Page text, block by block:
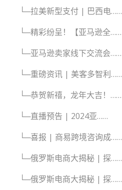
└─拉美新型支付 | 巴西电……
└─精彩纷呈！【亚马逊全……
└─亚马逊卖家线下交流会……
└─重磅资讯 | 美客多智利……
└─恭贺新禧，龙年大吉！……
└─直播预告 | 2024亚……
└─喜报 | 商易跨境咨询成……
└─俄罗斯电商大揭秘 | 探……
└─俄罗斯电商大揭秘 | 探……